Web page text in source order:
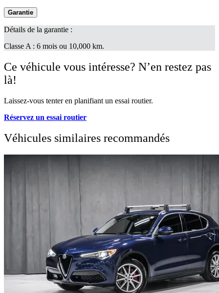
Garantie
Détails de la garantie :
Classe A : 6 mois ou 10,000 km.
Ce véhicule vous intéresse? N’en restez pas
là!
Laissez-vous tenter en planifiant un essai routier.
Réservez un essai routier
Véhicules similaires recommandés